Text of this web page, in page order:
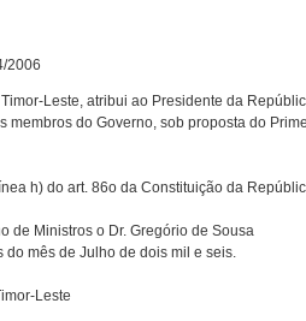
Leste, atribui ao Presidente da
membros do Governo, sob proposta do
h) do art. 86o da Constituição da
de Ministros o Dr. Gregório de Sousa
mês de Julho de dois mil e seis.
Leste